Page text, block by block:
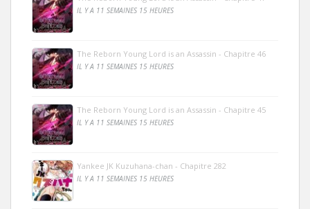
IL Y A 11 SEMAINES 15 HEURES
The Reborn Young Lord is an Assassin - Chapitre 46
IL Y A 11 SEMAINES 15 HEURES
The Reborn Young Lord is an Assassin - Chapitre 45
IL Y A 11 SEMAINES 15 HEURES
Yankee JK Kuzuhana-chan - Chapitre 282
IL Y A 11 SEMAINES 15 HEURES